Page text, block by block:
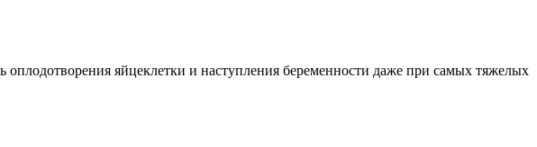
оплодотворения яйцеклетки и наступления беременности даже при самых тяжелых